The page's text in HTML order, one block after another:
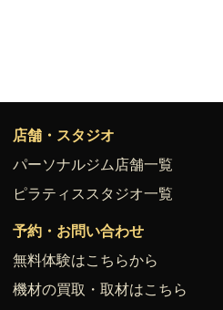
店舗・スタジオ
パーソナルジム店舗一覧
ピラティススタジオ一覧
予約・お問い合わせ
無料体験はこちらから
機材の買取・取材はこちら